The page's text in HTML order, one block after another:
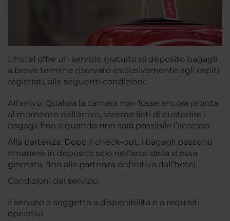
L'hotel offre un servizio gratuito di deposito bagagli
a breve termine riservato esclusivamente agli ospiti
registrati, alle seguenti condizioni:
All'arrivo: Qualora la camera non fosse ancora pronta
al momento dell'arrivo, saremo lieti di custodire i
bagagli fino a quando non sarà possibile l’accesso.
Alla partenza: Dopo il check-out, i bagagli possono
rimanere in deposito solo nell'arco della stessa
giornata, fino alla partenza definitiva dall'hotel.
Condizioni del servizio:
il servizio è soggetto a disponibilità e a requisiti
operativi.